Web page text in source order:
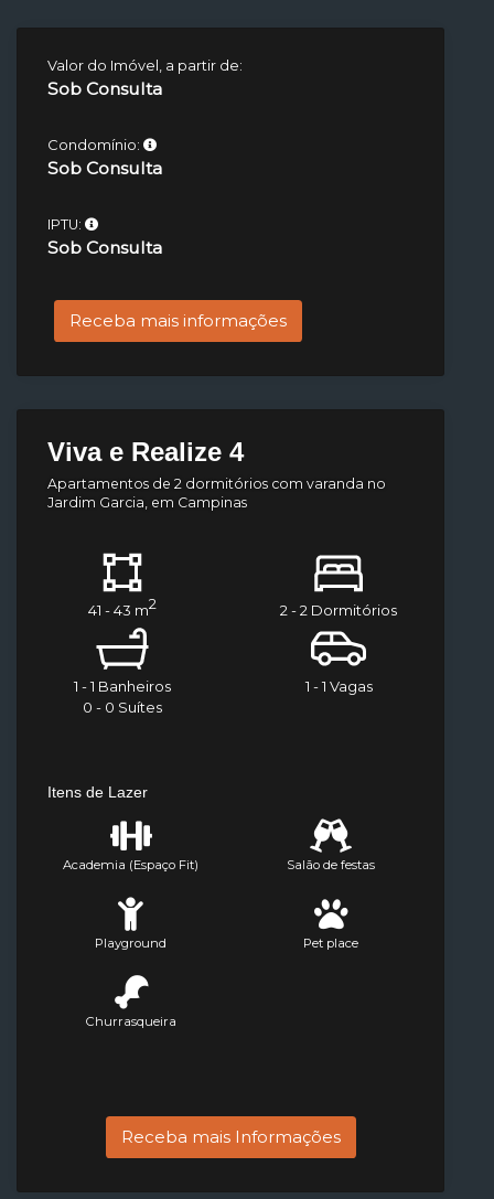
Viva e Realize 4
Apartamentos de 2 dormitórios com varanda no
Jardim Garcia, em Campinas
41 - 43 m2 2 - 2 Dormitórios
1 - 1 Banheiros
0 - 0 Suítes
1 - 1 Vagas
Itens de Lazer
Academia (Espaço Fit) Salão de festas
Playground Pet place
Churrasqueira
Receba mais Informações
Valor do Imóvel, a partir de:
Sob Consulta
Condomínio:
Sob Consulta
IPTU:
Sob Consulta
Receba mais informações